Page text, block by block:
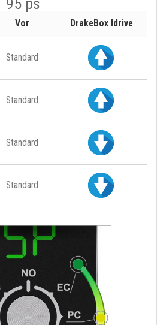
Vor DrakeBox Idrive
Standard
Standard
Standard
Standard